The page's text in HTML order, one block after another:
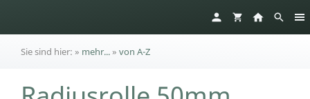
Sie sind hier: » mehr...» von A-Z